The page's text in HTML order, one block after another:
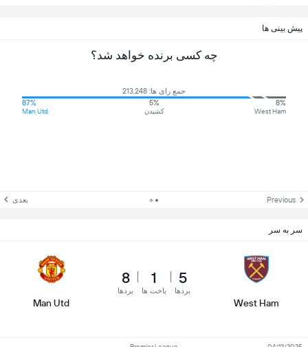
پیش بینی ها
چه کسی برنده خواهد شد؟
جمع رای ها: 213,248
8%
West Ham
5%
کشیدن
87%
Man Utd
Previous بعدی
سر به سر
West Ham
5
بردها
1
باخت ها
8
بردها
Man Utd